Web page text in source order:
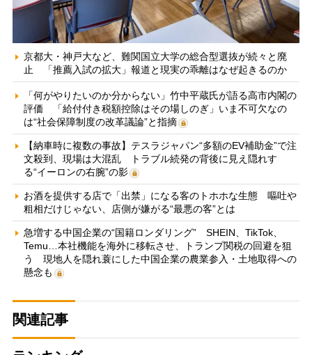
京都大・神戸大など、難関国立大学の総合型選抜が続々と廃
止 「推薦入試の拡大」報道と現実の乖離はなぜ起きるのか
「何がやりたいのか分からない」竹中平蔵氏が語る高市内閣の
評価 「給付付き税額控除はその場しのぎ」いま不可欠なの
は“社会保障制度の改革議論”と指摘
【納車時に複数の事故】テスラジャパン“多額のEV補助金”で注
文殺到、現場は大混乱 トラブル続発の背後に見え隠れす
る“イーロンの右腕”の影
お酒を提供する店で「出禁」になる客のトホホな生態 嘔吐や
粗相だけじゃない、店側が嫌がる“最悪の客”とは
急増する中国企業の“国籍ロンダリング” SHEIN、TikTok、
Temu…本社機能を海外に移転させ、トランプ関税の回避を狙
う 現地人を隠れ蓑にした中国企業の農業参入・土地取得への
懸念も
関連記事